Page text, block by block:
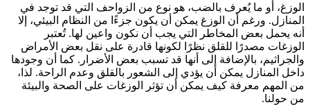
أو ما يُعرف بالضب، هو نوع من الزواحف التي قد توجد في
ورغم أن الوزغ يمكن أن يكون جزءًا من النظام البيئي، إلا
يحمل بعض المخاطر التي يجب أن نكون واعين لها. تُعتبر
مصدرًا للقلق نظرًا لكونها قادرة على نقل بعض الأمراض
بالإضافة إلى أنها قد تسبب بعض الأضرار. كما أن وجودها
المنازل يمكن أن يؤدي إلى الشعور بالقلق وعدم الراحة. لذا،
المهم معرفة كيف يمكن أن تؤثر الوزغات على الصحة والبيئة
حولنا.